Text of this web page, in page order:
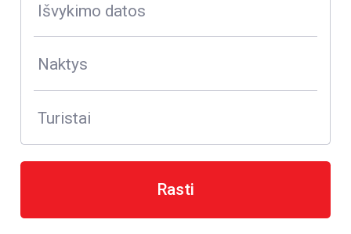
Išvykimo datos
Naktys
Turistai
Rasti